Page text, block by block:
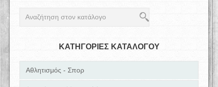
ΚΑΤΗΓΟΡΙΕΣ ΚΑΤΑΛΟΓΟΥ
Αθλητισμός - Σπορ